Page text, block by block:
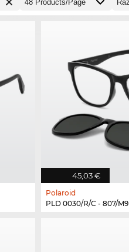
45,03 €
Polaroid
PLD 0030/R/C - 807/M9